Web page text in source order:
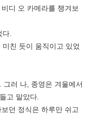
디 오 카메라를 챙겨보
.
친 듯이 움직이고 있었
러 나, 종영은 겨울에서
고 말았다.
던 정식은 하루만 쉬고